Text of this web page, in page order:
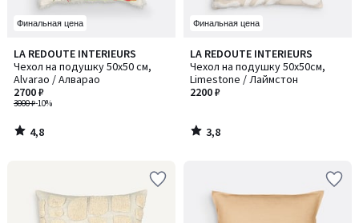
Финальная цена
LA REDOUTE INTERIEURS
Чехол на подушку 50x50 см,
Alvarao / Алварао
3000 ₽-10%
2700 ₽
4,8
/ 5
4,8
/
Финальная цена
LA REDOUTE INTERIEURS
Чехол на подушку 50x50см,
Limestone / Лаймстон
2200 ₽
3,8
/ 5
3,8
/